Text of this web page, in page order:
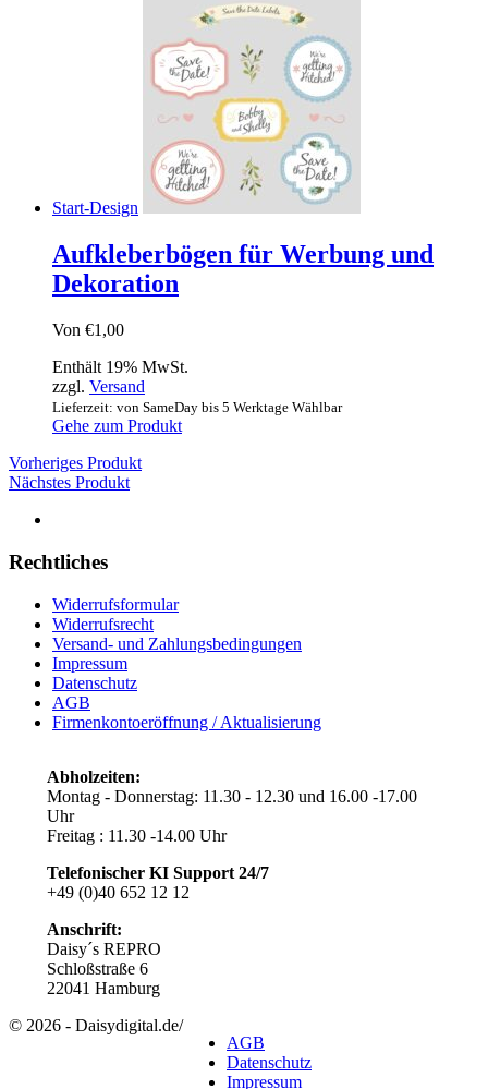
Start-Design
Aufkleberbögen für Werbung und
Dekoration
Von €1,00
Enthält 19% MwSt.
zzgl. Versand
Lieferzeit: von SameDay bis 5 Werktage Wählbar
Gehe zum Produkt
Vorheriges Produkt
Nächstes Produkt
Rechtliches
Widerrufsformular
Widerrufsrecht
Versand- und Zahlungsbedingungen
Impressum
Datenschutz
AGB
Firmenkontoeröffnung / Aktualisierung
Abholzeiten:
Montag - Donnerstag: 11.30 - 12.30 und 16.00 -17.00
Uhr
Freitag : 11.30 -14.00 Uhr
Telefonischer KI Support 24/7
+49 (0)40 652 12 12
Anschrift:
Daisy´s REPRO
Schloßstraße 6
22041 Hamburg
© 2026 - Daisydigital.de/
AGB
Datenschutz
Impressum